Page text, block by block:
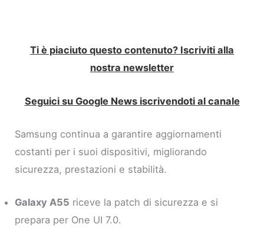
Ti è piaciuto questo contenuto? Iscriviti alla
nostra newsletter
Seguici su Google News iscrivendoti al canale
Samsung continua a garantire aggiornamenti
costanti per i suoi dispositivi, migliorando
sicurezza, prestazioni e stabilità.
Galaxy A55 riceve la patch di sicurezza e si
prepara per One UI 7.0.